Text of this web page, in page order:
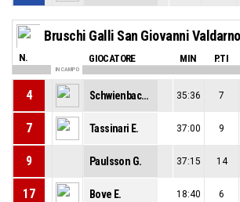
Bruschi Galli San Giovanni Valdarno
N. GIOCATORE MIN P.TI
IN CAMPO
4 Schwienbacher L. 35:36 7
7 Tassinari E. 37:00 9
9 Paulsson G. 37:15 14
17 Bove E. 18:40 6